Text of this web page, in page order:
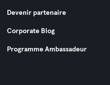
Devenir partenaire
Corporate Blog
Programme Ambassadeur